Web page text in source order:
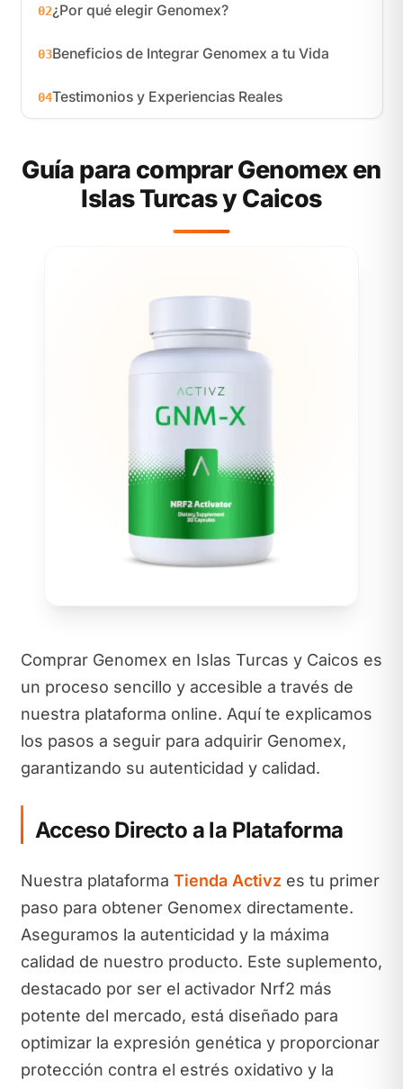
02¿Por qué elegir Genomex?
03Beneficios de Integrar Genomex a tu Vida
04Testimonios y Experiencias Reales
Guía para comprar Genomex en
Islas Turcas y Caicos
Comprar Genomex en Islas Turcas y Caicos es
un proceso sencillo y accesible a través de
nuestra plataforma online. Aquí te explicamos
los pasos a seguir para adquirir Genomex,
garantizando su autenticidad y calidad.
Acceso Directo a la Plataforma
Nuestra plataforma Tienda Activzes tu primer
paso para obtener Genomex directamente.
Aseguramos la autenticidad y la máxima
calidad de nuestro producto. Este suplemento,
destacado por ser el activador Nrf2 más
potente del mercado, está diseñado para
optimizar la expresión genética y proporcionar
protección contra el estrés oxidativo y la